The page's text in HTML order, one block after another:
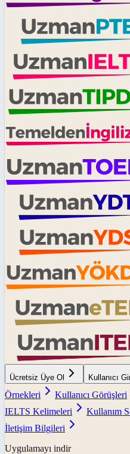
Ücretsiz Üye Ol Kullanıcı
Örnekleri
Kullanıcı Görüşleri
IELTS Kelimeleri
Kullanım
İletişim Bilgileri
Uygulamayı indir